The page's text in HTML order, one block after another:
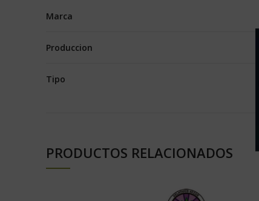
Marca
Produccion
Tipo
PRODUCTOS RELACIONADOS